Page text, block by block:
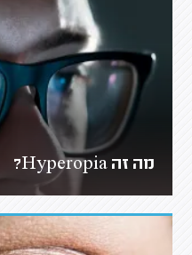
מה זה Hyperopia?